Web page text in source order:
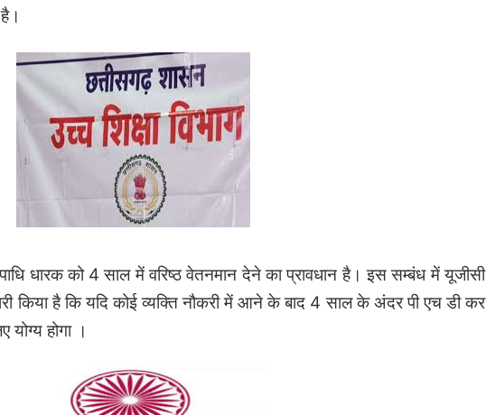
धारक को 4 साल में वरिष्ठ वेतनमान देने का प्रावधान है। इस सम्बंध में यूजीसी
किया है कि यदि कोई व्यक्ति नौकरी में आने के बाद 4 साल के अंदर पी एच डी कर
योग्य होगा ।